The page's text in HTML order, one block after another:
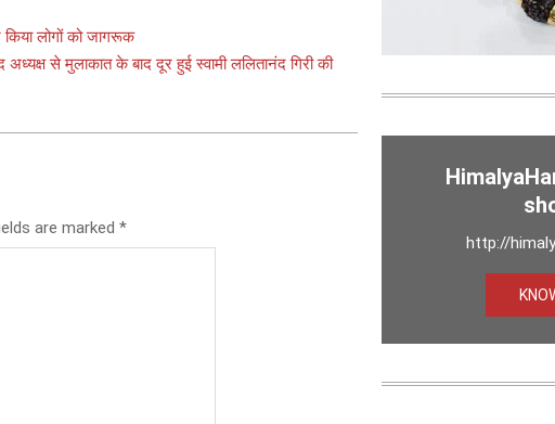
लोगों को जागरूक
अध्यक्ष से मुलाकात के बाद दूर हुई स्वामी ललितानंद गिरी की
are marked *
http://